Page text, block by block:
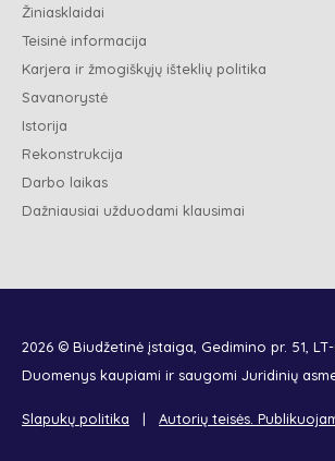
Žiniasklaidai
Teisinė informacija
Karjera ir žmogiškųjų išteklių politika
Savanorystė
Istorija
Rekonstrukcija
Darbo laikas
Dažniausiai užduodami klausimai
2026 © Biudžetinė įstaiga, Gedimino pr. 51, LT-
Duomenys kaupiami ir saugomi Juridinių
Slapukų politika Autorių teisės.